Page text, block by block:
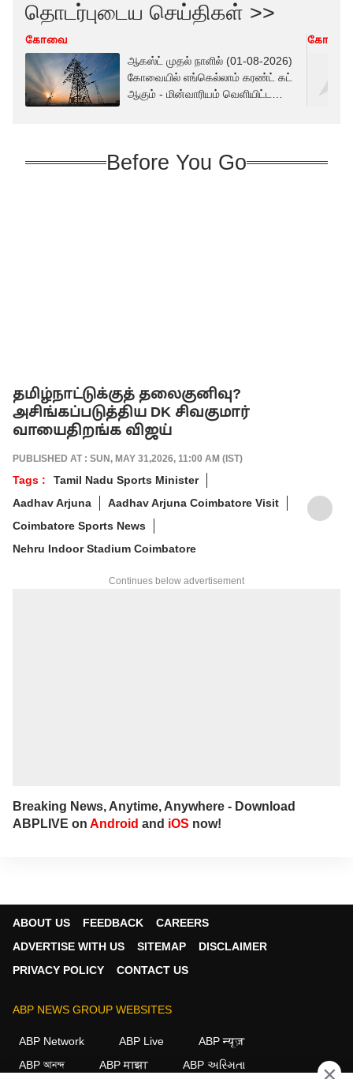
தொடர்புடைய செய்திகள் >>
கோவை
ஆகஸ்ட் முதல் நாளில் (01-08-2026)
கோவையில் எங்கெல்லாம் கரண்ட் கட்
ஆகும் - மின்வாரியம் வெளியிட்ட
கோவை
Before You Go
தமிழ்நாட்டுக்குத் தலைகுனிவு?
அசிங்கப்படுத்திய DK சிவகுமார்
வாயைதிறங்க விஜய்
PUBLISHED AT : SUN, MAY 31,2026, 11:00 AM (IST)
Tags :
Tamil Nadu Sports Minister
Aadhav Arjuna
Aadhav Arjuna Coimbatore Visit
Coimbatore Sports News
Nehru Indoor Stadium Coimbatore
Continues below advertisement
Breaking News, Anytime, Anywhere - Download
ABPLIVE on Android and iOS now!
ABOUT US FEEDBACK
CAREERS
ADVERTISE WITH US
SITEMAP
DISCLAIMER
PRIVACY POLICY
CONTACT US
ABP NEWS GROUP WEBSITES
ABP Network ABP Live
ABP न्यूज़
ABP আনন্দ
ABP माझा ABP અસ્મિતા